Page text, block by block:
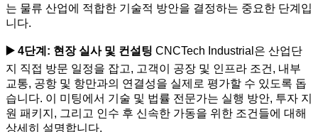
는 물류 산업에 적합한 기술적 방안을 결정하는 중요한 단계입
니다.
▶️ 4단계: 현장 실사 및 컨설팅 CNCTech Industrial은 산업단
지 직접 방문 일정을 잡고, 고객이 공장 및 인프라 조건, 내부
교통, 공항 및 항만과의 연결성을 실제로 평가할 수 있도록 돕
습니다. 이 미팅에서 기술 및 법률 전문가는 실행 방안, 투자 지
원 패키지, 그리고 인수 후 신속한 가동을 위한 조건들에 대해
상세히 설명합니다.